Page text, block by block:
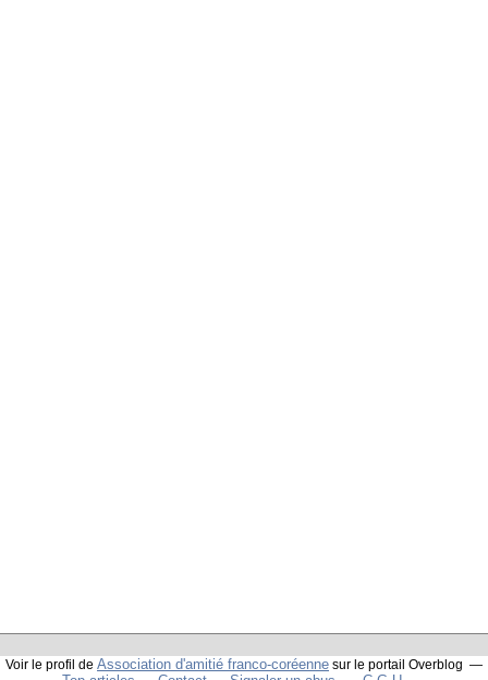
Voir le profil de Association d'amitié franco-coréenne sur le portail Overblog